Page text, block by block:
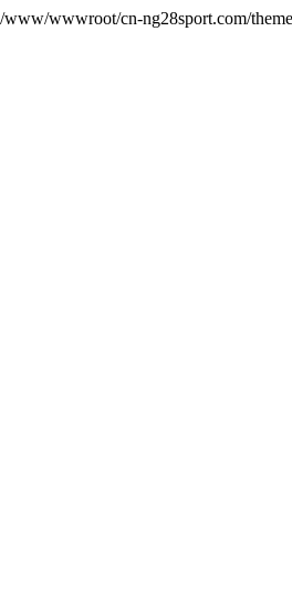
wwwroot/cn-ng28sport.com/